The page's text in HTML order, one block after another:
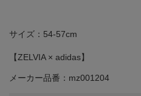
サイズ：54-57cm
【ZELVIA × adidas】
メーカー品番：mz001204